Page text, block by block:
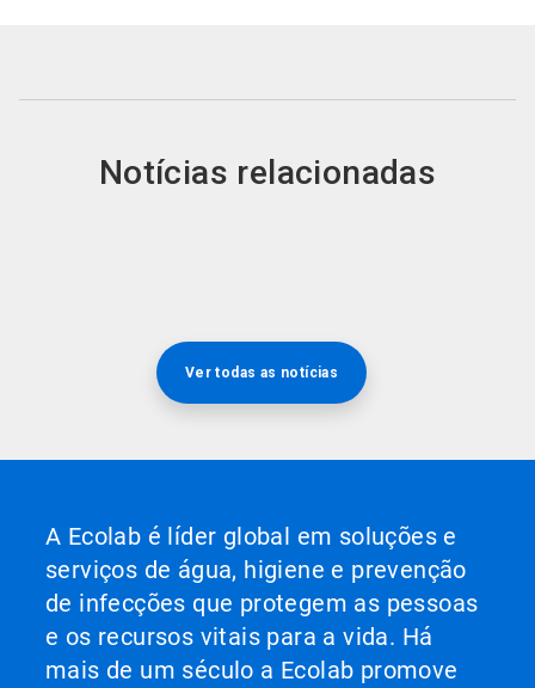
Notícias relacionadas
Ver todas as notícias
A Ecolab é líder global em soluções e
serviços de água, higiene e prevenção
de infecções que protegem as pessoas
e os recursos vitais para a vida. Há
mais de um século a Ecolab promove